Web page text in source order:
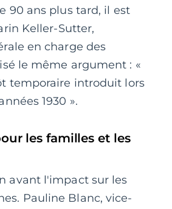
90 ans plus tard, il est
Keller-Sutter,
en charge des
le même argument : «
temporaire introduit lors
1930 ».
les familles et les
avant l'impact sur les
Pauline Blanc, vice-